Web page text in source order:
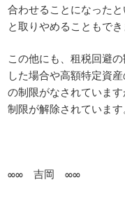
合わせることになった
と取りやめることもでき
この他にも、租税回避
した場合や高額特定資
の制限がなされていま
制限が解除されています
∞∞ 吉岡 ∞∞